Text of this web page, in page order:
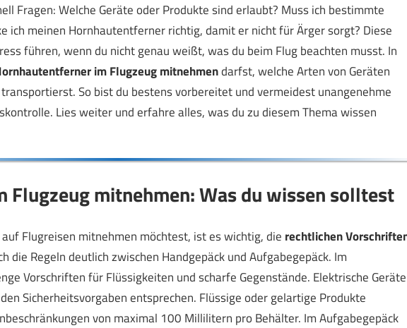
Fragen: Welche Geräte oder Produkte sind erlaubt? Muss ich bestimmte
ich meinen Hornhautentferner richtig, damit er nicht für Ärger sorgt? Diese
führen, wenn du nicht genau weißt, was du beim Flug beachten musst. In
im Flugzeug mitnehmendarfst, welche Arten von Geräten
So bist du bestens vorbereitet und vermeidest unangenehme
Lies weiter und erfahre alles, was du zu diesem Thema wissen
Flugzeug mitnehmen: Was du wissen solltest
Flugreisen mitnehmen möchtest, ist es wichtig, die rechtlichen
die Regeln deutlich zwischen Handgepäck und Aufgabegepäck. Im
Vorschriften für Flüssigkeiten und scharfe Gegenstände. Elektrische Geräte
Sicherheitsvorgaben entsprechen. Flüssige oder gelartige Produkte
von maximal 100 Millilitern pro Behälter. Im Aufgabegepäck